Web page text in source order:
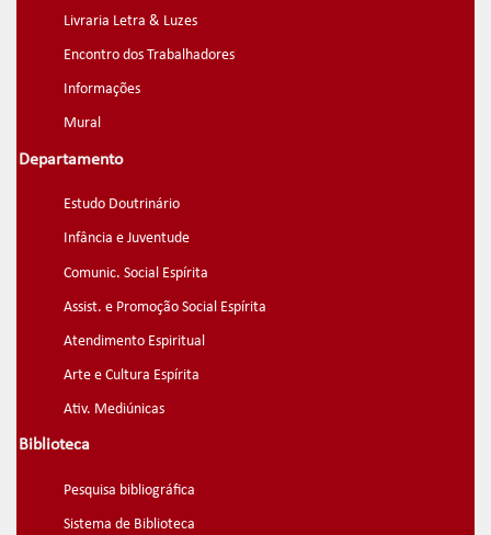
Livraria Letra & Luzes
Encontro dos Trabalhadores
Informações
Mural
Departamento
Estudo Doutrinário
Infância e Juventude
Comunic. Social Espírita
Assist. e Promoção Social Espírita
Atendimento Espiritual
Arte e Cultura Espírita
Ativ. Mediúnicas
Biblioteca
Pesquisa bibliográfica
Sistema de Biblioteca